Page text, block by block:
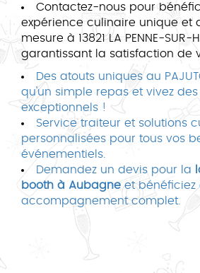
Contactez-nous pour
expérience culinaire unique et
mesure à 13821 LA PENNE-SUR-
garantissant la satisfaction de
Des atouts uniques au
qu'un simple repas et vivez
exceptionnels !
Service traiteur et solutions
personnalisées pour tous vos
événementiels.
Demandez un devis pour la
booth à Aubagne et bénéficiez
accompagnement complet.